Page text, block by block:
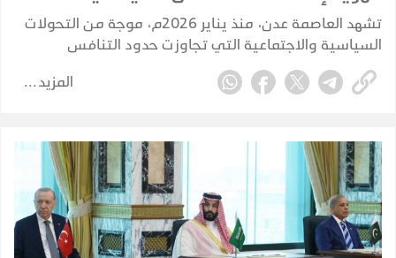
تشهد العاصمة عدن، منذ يناير 2026م، موجة من التحولات
السياسية والاجتماعية التي تجاوزت حدود التنافس
السياسي التقليدي، لتلامس طبيعة المجتمع العدني ذاته،
وتعيد طرح أسئلة مؤجلة حول هوية المدينة وخصوصيتها
المزيد